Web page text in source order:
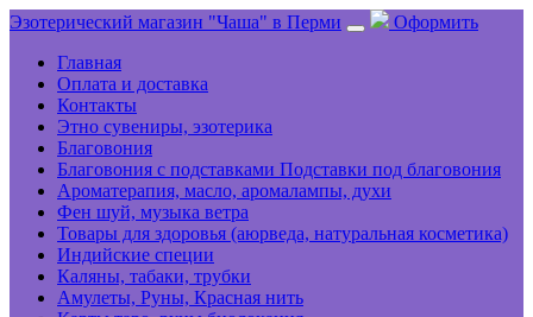
Эзотерический магазин "Чаша" в Перми
Оформить
Главная
Оплата и доставка
Контакты
Этно сувениры, эзотерика
Благовония
Благовония с подставками Подставки под благовония
Ароматерапия, масло, аромалампы, духи
Фен шуй, музыка ветра
Товары для здоровья (аюрведа, натуральная косметика)
Индийские специи
Каляны, табаки, трубки
Амулеты, Руны, Красная нить